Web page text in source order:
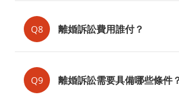
Q8 離婚訴訟費用誰付？
Q9 離婚訴訟需要具備哪些條件